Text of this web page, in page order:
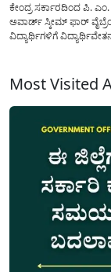
ಕೇಂದ್ರ ಸರ್ಕಾರದಿಂದ ಪಿ.
ಅವಾರ್ಡ್ ಸ್ಕೀಮ್ ಫಾರ್
ವಿದ್ಯಾರ್ಥಿಗಳಿಗೆ
Most Visited